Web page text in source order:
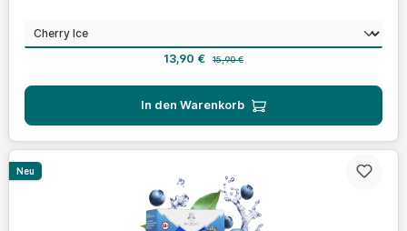
Geschmack
Verkaufspreis:
13,90 € Regulärer Preis:
15,90 €
In den Warenkorb
Neu